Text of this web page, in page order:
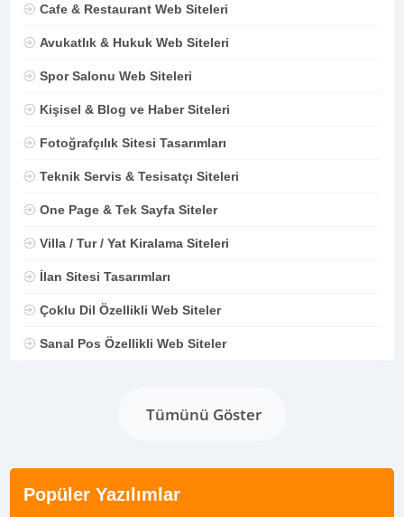
Cafe & Restaurant Web Siteleri
Avukatlık & Hukuk Web Siteleri
Spor Salonu Web Siteleri
Kişisel & Blog ve Haber Siteleri
Fotoğrafçılık Sitesi Tasarımları
Teknik Servis & Tesisatçı Siteleri
One Page & Tek Sayfa Siteler
Villa / Tur / Yat Kiralama Siteleri
İlan Sitesi Tasarımları
Çoklu Dil Özellikli Web Siteler
Sanal Pos Özellikli Web Siteler
Tümünü Göster
Popüler Yazılımlar